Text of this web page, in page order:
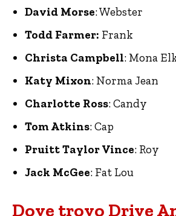
David Morse: Webster
Todd Farmer: Frank
Christa Campbell: Mona
Katy Mixon: Norma Jean
Charlotte Ross: Candy
Tom Atkins: Cap
Pruitt Taylor Vince: Roy
Jack McGee: Fat Lou
Dove trovo Drive